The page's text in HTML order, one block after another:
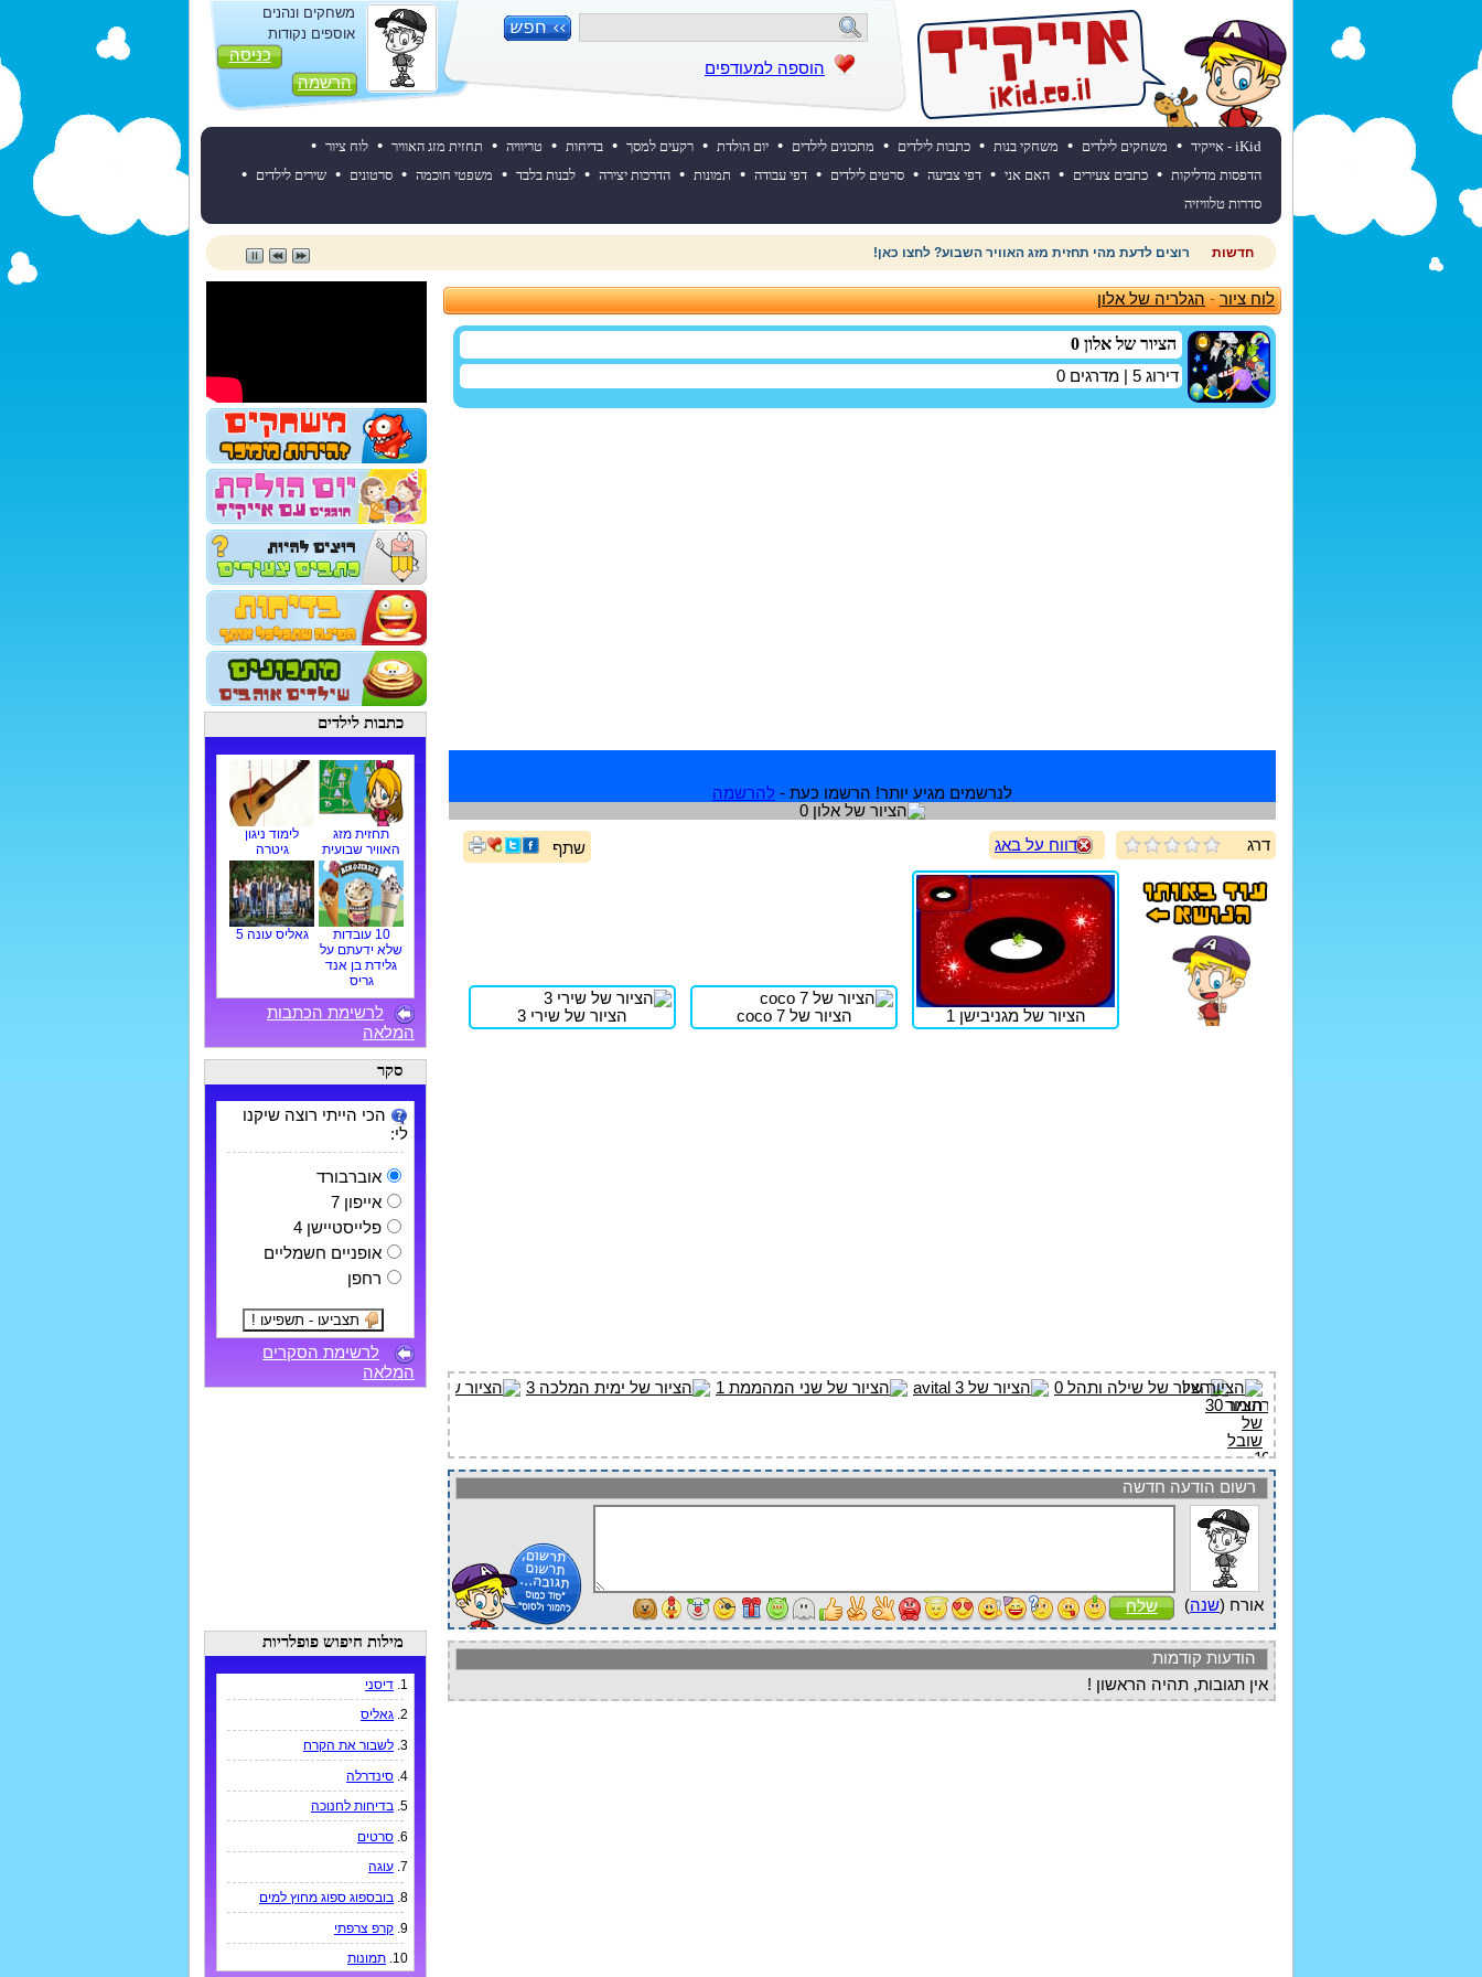
הוספה למעודפים
משחקים ונהנים
אוספים נקודות
כניסה
הרשמה
iKid - אייקיד • משחקים לילדים • משחקי בנות • כתבות לילדים • מתכונים לילדים • יום הולדת • רקעים למסך • בדיחות • טריוויה • תחזית מזג האוויר • לוח ציור •
הדפסות מדליקות • כתבים צעירים • האם אני • דפי צביעה • סרטים לילדים • דפי עבודה • תמונות • הדרכות יצירה • לבנות בלבד • משפטי חוכמה • סרטונים • שירים לילדים •
סדרות טלוויזיה
חדשות רוצים לדעת מהי תחזית מזג האוויר השבוע? לחצו כאן!
לוח ציור-הגלריה של אלון
הציור של אלון 0
דירוג 5 | מדרגים 0
לנרשמים מגיע יותר! הרשמו כעת - להרשמה
דרג דווח על באג שתף
הציור של מגניבישן 1 הציור של coco 7 הציור של שירי 3
רשום הודעה חדשה
אורח (שנה) שלח
הודעות קודמות
אין תגובות, תהיה הראשון !
כתבות לילדים
תחזית מזג
האוויר שבועית
לימוד ניגון
גיטרה
10 עובדות
שלא ידעתם על
גלידת בן אנד
גריס
גאליס עונה 5
לרשימת הכתבות
המלאה
סקר
הכי הייתי רוצה שיקנו
לי:
אוברבורד
אייפון 7
פלייסטיישן 4
אופניים חשמליים
רחפן
לרשימת הסקרים
המלאה
מילות חיפוש פופלריות
1. דיסני
2. גאליס
3. לשבור את הקרח
4. סינדרלה
5. בדיחות לחנוכה
6. סרטים
7. עוגה
8. בובספוג ספוג מחוץ למים
9. קרפ צרפתי
10. תמונות